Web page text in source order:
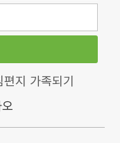
편지 가족되기